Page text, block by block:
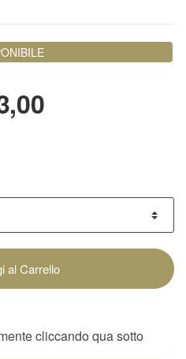
al Carrello
cliccando qua sotto